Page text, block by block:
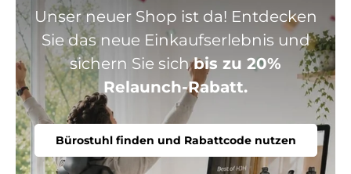
Unser neuer Shop ist da! Entdecken
Sie das neue Einkaufserlebnis und
sichern Sie sichbis zu 20%
Relaunch-Rabatt.
Bürostuhl finden und Rabattcode nutzen